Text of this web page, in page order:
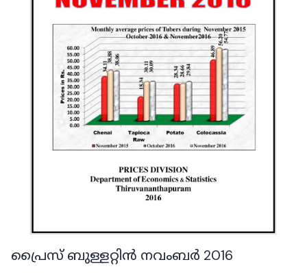
പ്രൈസ് ബുള്ളറ്റിൻ നവംബർ 2016